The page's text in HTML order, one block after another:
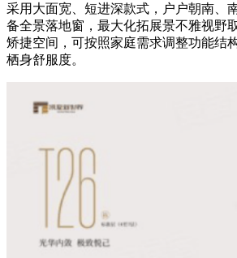
采用大面宽、短进深款式，户户朝南、
备全景落地窗，最大化拓展景不雅视野
矫捷空间，可按照家庭需求调整功能结
栖身舒服度。